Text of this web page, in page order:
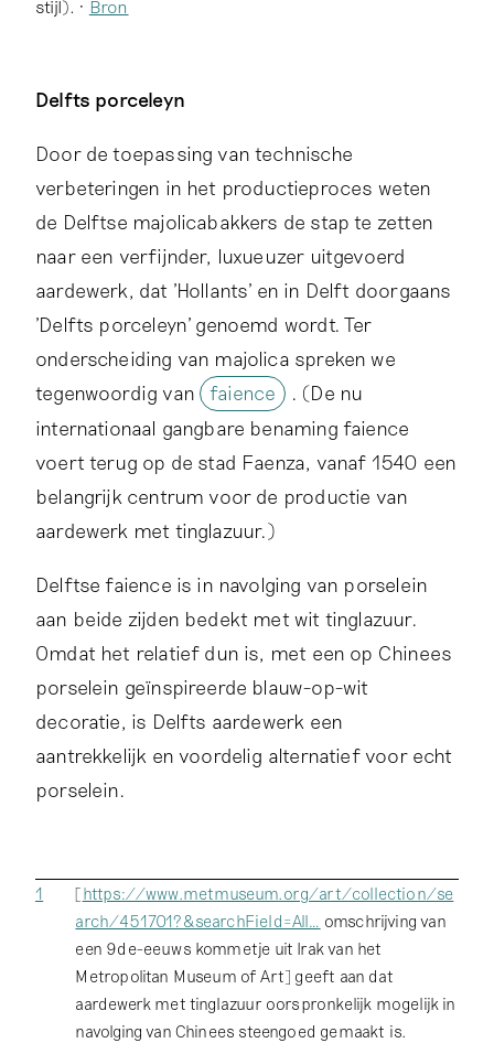
stijl). • Bron
Delfts porceleyn
Door de toepassing van technische
verbeteringen in het productieproces weten
de Delftse majolicabakkers de stap te zetten
naar een verfijnder, luxueuzer uitgevoerd
aardewerk, dat 'Hollants' en in Delft doorgaans
'Delfts porceleyn' genoemd wordt. Ter
onderscheiding van majolica spreken we
tegenwoordig van faience
. (De nu
internationaal gangbare benaming faience
voert terug op de stad Faenza, vanaf 1540 een
belangrijk centrum voor de productie van
aardewerk met tinglazuur.)
Delftse faience is in navolging van porselein
aan beide zijden bedekt met wit tinglazuur.
Omdat het relatief dun is, met een op Chinees
porselein geïnspireerde blauw-op-wit
decoratie, is Delfts aardewerk een
aantrekkelijk en voordelig alternatief voor echt
porselein.
1 [https://www.metmuseum.org/art/collection/se
arch/451701?&searchField=All… omschrijving van
een 9de-eeuws kommetje uit Irak van het
Metropolitan Museum of Art] geeft aan dat
aardewerk met tinglazuur oorspronkelijk mogelijk in
navolging van Chinees steengoed gemaakt is.